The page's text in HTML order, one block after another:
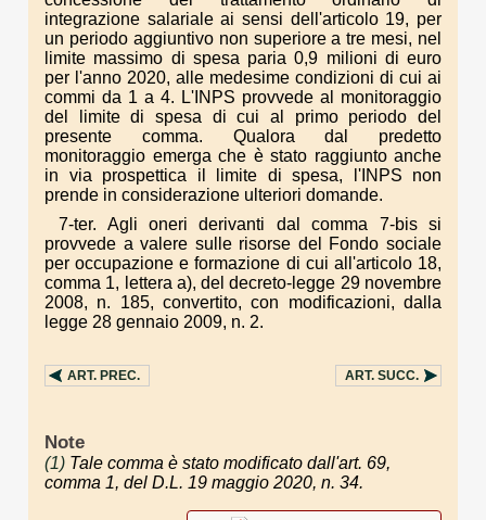
integrazione salariale ai sensi dell'articolo 19, per
un periodo aggiuntivo non superiore a tre mesi, nel
limite massimo di spesa paria 0,9 milioni di euro
per l'anno 2020, alle medesime condizioni di cui ai
commi da 1 a 4. L'INPS provvede al monitoraggio
del limite di spesa di cui al primo periodo del
presente comma. Qualora dal predetto
monitoraggio emerga che è stato raggiunto anche
in via prospettica il limite di spesa, l'INPS non
prende in considerazione ulteriori domande.
7-ter. Agli oneri derivanti dal comma 7-bis si
provvede a valere sulle risorse del Fondo sociale
per occupazione e formazione di cui all'articolo 18,
comma 1, lettera a), del decreto-legge 29 novembre
2008, n. 185, convertito, con modificazioni, dalla
legge 28 gennaio 2009, n. 2.
ART. PREC. ART. SUCC.
Note
(1) Tale comma è stato modificato dall'art. 69,
comma 1, del D.L. 19 maggio 2020, n. 34.